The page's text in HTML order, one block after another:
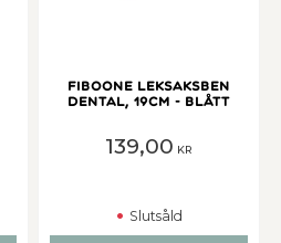
Fiboone Leksaksben
Dental, 19cm - Blått
139,00 KR
Slutsåld